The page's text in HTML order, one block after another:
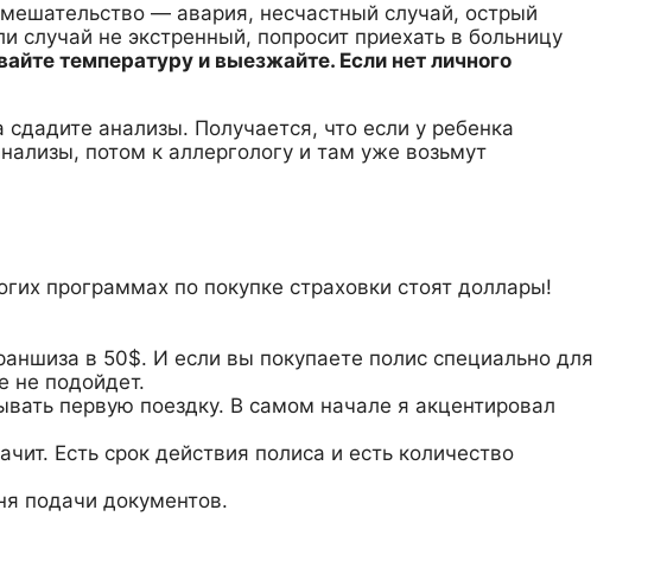
— авария, несчастный случай, острый
случай не экстренный, попросит приехать в больницу
температуру и выезжайте. Если нет личного
анализы. Получается, что если у ребенка
потом к аллергологу и там уже возьмут
программах по покупке страховки стоят доллары!
в 50$. И если вы покупаете полис специально для
не подойдет.
первую поездку. В самом начале я акцентировал
Есть срок действия полиса и есть количество
подачи документов.